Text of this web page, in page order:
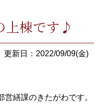
上棟です♪
更新日：2022/09/09(金)
繕課のきたがわです。